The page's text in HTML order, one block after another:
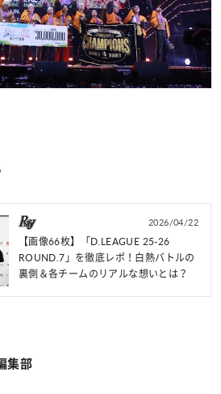
2026/04/22
【画像66枚】「D.LEAGUE 25-26
ROUND.7」を徹底レポ！白熱バトルの
裏側＆各チームのリアルな想いとは？
集部